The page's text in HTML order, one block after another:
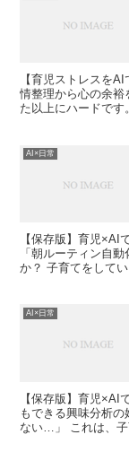
【育児ストレスを
情整理から心の余裕
た以上にハードです
AI×日常
【保存版】育児×AI
「朝ルーティン自
か？ 子育てをして
AI×日常
【保存版】育児×AI
もできる興味分析
ない…」 これは、子